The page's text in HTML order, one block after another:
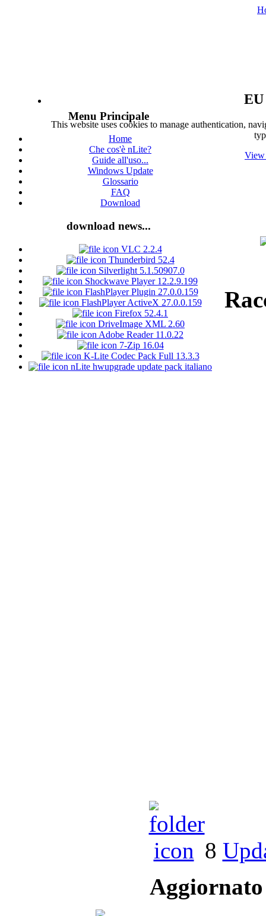
This website uses cookies to manage authentication,
View
Menu Principale
Home
Che cos'è nLite?
Guide all'uso...
Windows Update
Glossario
FAQ
Download
download news...
VLC 2.2.4
Thunderbird 52.4
Silverlight 5.1.50907.0
Shockwave Player 12.2.9.199
FlashPlayer Plugin 27.0.0.159
FlashPlayer ActiveX 27.0.0.159
Firefox 52.4.1
DriveImage XML 2.60
Adobe Reader 11.0.22
7-Zip 16.04
K-Lite Codec Pack Full 13.3.3
nLite hwupgrade update pack italiano
8
Aggiornato